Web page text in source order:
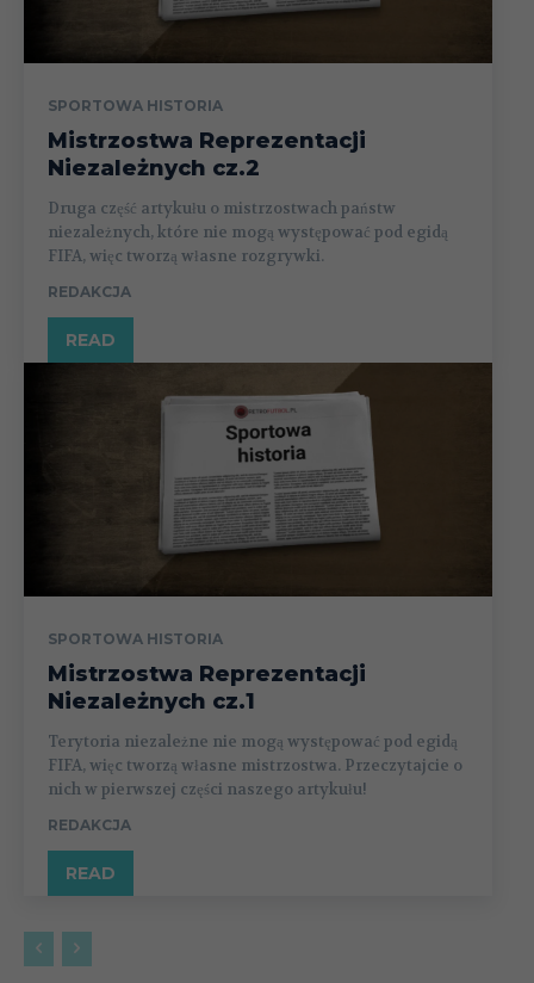
SPORTOWA HISTORIA
Mistrzostwa Reprezentacji
Niezależnych cz.2
Druga część artykułu o mistrzostwach państw
niezależnych, które nie mogą występować pod egidą
FIFA, więc tworzą własne rozgrywki.
REDAKCJA
READ
SPORTOWA HISTORIA
Mistrzostwa Reprezentacji
Niezależnych cz.1
Terytoria niezależne nie mogą występować pod egidą
FIFA, więc tworzą własne mistrzostwa. Przeczytajcie o
nich w pierwszej części naszego artykułu!
REDAKCJA
READ